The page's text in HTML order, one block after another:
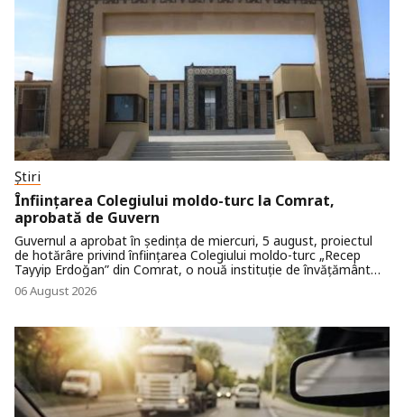
Știri
Înființarea Colegiului moldo-turc la Comrat,
aprobată de Guvern
Guvernul a aprobat în ședința de miercuri, 5 august, proiectul
de hotărâre privind înființarea Colegiului moldo-turc „Recep
Tayyip Erdoğan” din Comrat, o nouă instituție de învățământ
profesional tehnic postsecundar, care va extinde oferta
educațională în regiunea de sud a țării. Colegiul este înființat în
Guvernul Republicii Turcia privind cooperarea în domeniul
învățământului profesional tehnic.
06 August 2026